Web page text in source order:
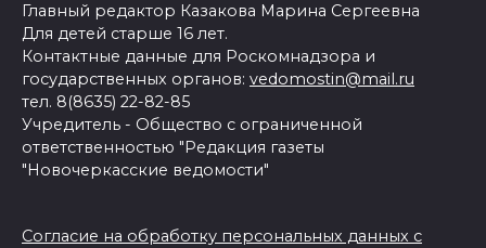
Главный редактор Казакова Марина Сергеевна
Для детей старше 16 лет.
Контактные данные для Роскомнадзора и
государственных органов: vedomostin@mail.ru
тел. 8(8635) 22-82-85
Учредитель - Общество с ограниченной
ответственностью "Редакция газеты
"Новочеркасские ведомости"
Согласие на обработку персональных данных с